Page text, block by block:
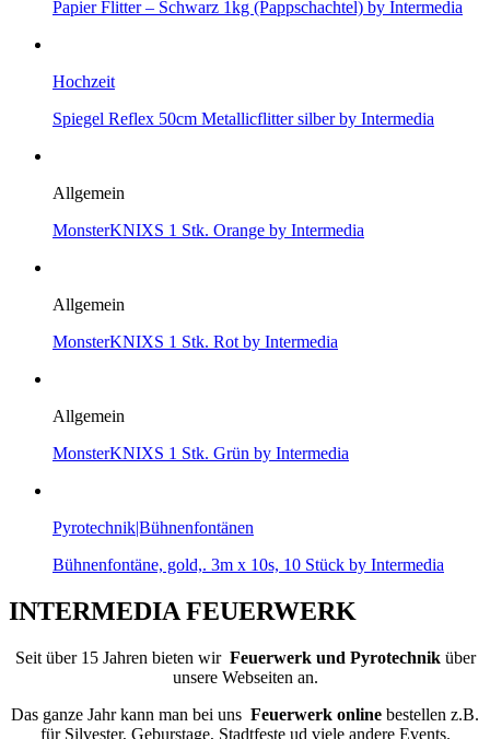
Papier Flitter – Schwarz 1kg (Pappschachtel) by Intermedia
Hochzeit
Spiegel Reflex 50cm Metallicflitter silber by Intermedia
Allgemein
MonsterKNIXS 1 Stk. Orange by Intermedia
Allgemein
MonsterKNIXS 1 Stk. Rot by Intermedia
Allgemein
MonsterKNIXS 1 Stk. Grün by Intermedia
Pyrotechnik|Bühnenfontänen
Bühnenfontäne, gold,. 3m x 10s, 10 Stück by Intermedia
INTERMEDIA FEUERWERK
Seit über 15 Jahren bieten wir Feuerwerk und Pyrotechnik über
unsere Webseiten an.
Das ganze Jahr kann man bei uns Feuerwerk online bestellen z.B.
für Silvester, Geburstage, Stadtfeste ud viele andere Events.